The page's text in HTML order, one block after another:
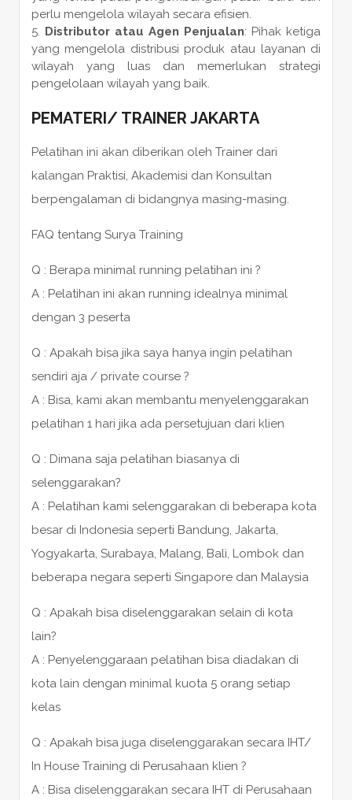
perlu mengelola wilayah secara efisien.
Distributor atau Agen Penjualan: Pihak ketiga
yang mengelola distribusi produk atau layanan di
wilayah yang luas dan memerlukan strategi
pengelolaan wilayah yang baik.
PEMATERI/ TRAINERJAKARTA
Pelatihan ini akan diberikan oleh Trainer dari
kalangan Praktisi, Akademisi dan Konsultan
berpengalaman di bidangnya masing-masing.
FAQ tentang Surya Training
Q : Berapa minimal running pelatihan ini ?
A : Pelatihan ini akan running idealnya minimal
dengan 3 peserta
Q : Apakah bisa jika saya hanya ingin pelatihan
sendiri aja / private course ?
A : Bisa, kami akan membantu menyelenggarakan
pelatihan 1 hari jika ada persetujuan dari klien
Q : Dimana saja pelatihan biasanya di
selenggarakan?
A : Pelatihan kami selenggarakan di beberapa kota
besar di Indonesia seperti Bandung, Jakarta,
Yogyakarta, Surabaya, Malang, Bali, Lombok dan
beberapa negara seperti Singapore dan Malaysia
Q : Apakah bisa diselenggarakan selain di kota
lain?
A : Penyelenggaraan pelatihan bisa diadakan di
kota lain dengan minimal kuota 5 orang setiap
kelas
Q : Apakah bisa juga diselenggarakan secara IHT/
In House Training di Perusahaan klien ?
A : Bisa diselenggarakan secara IHT di Perusahaan